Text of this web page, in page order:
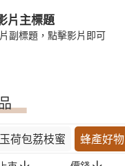
片主標題
副標題，點擊影片即可
玉荷包荔枝蜜 蜂產好物